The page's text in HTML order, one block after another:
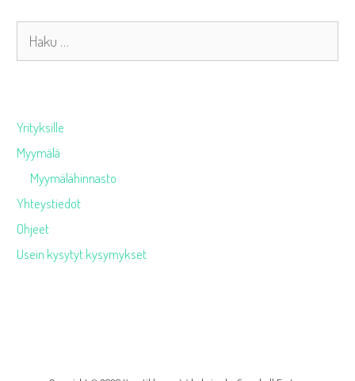
Haku:
Yrityksille
Myymälä
Myymälähinnasto
Yhteystiedot
Ohjeet
Usein kysytyt kysymykset